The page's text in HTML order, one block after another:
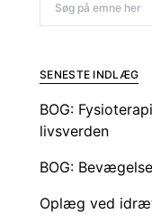
SENESTE INDLÆG
BOG:
livsverden
BOG:
Oplæg ved